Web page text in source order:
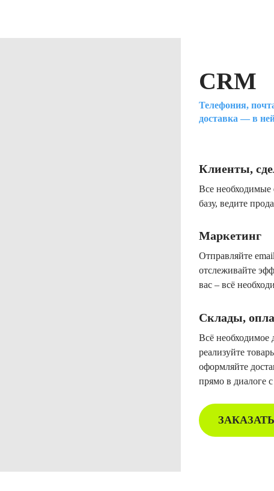
CRM
Телефония,
доставка — в
Клиенты,
Все необходимые
базу, ведите
Маркетинг
Отправляйте
отслеживайте
вас – всё
Склады,
Всё необходимое
реализуйте
оформляйте
прямо в диалоге